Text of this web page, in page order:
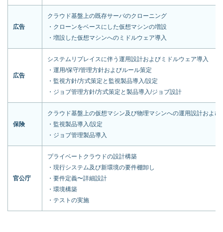
広告
クラウド基盤上の既存サーバのクローニング
・クローンをベースにした仮想マシンの増設
・増設した仮想マシンへのミドルウェア導入
広告
システムリプレイスに伴う運用設計およびミドルウェア導入
・運用/保守/管理方針およびルール策定
・監視方針/方式策定と監視製品導入/設定
・ジョブ管理方針/方式策定と製品導入/ジョブ設計
保険
クラウド基盤上の仮想マシン及び物理マシンへの運用設計および
・監視製品導入/設定
・ジョブ管理製品導入
官公庁
プライベートクラウドの設計構築
・現行システム及び新環境の要件棚卸し
・要件定義〜詳細設計
・環境構築
・テストの実施